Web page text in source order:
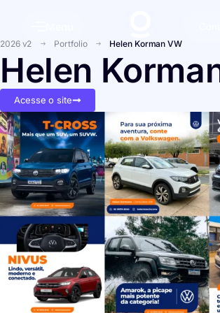
2026 v2 Portfolio Helen Korman VW
Helen
Acesse o site